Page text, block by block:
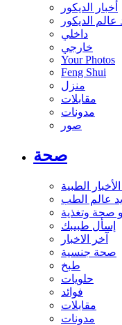
أخبار الديكور
عالم الديكور
داخلي
خارجي
Your Photos
Feng Shui
منزل
مقابلات
مدونات
صور
صحة
الطبية
عالم الطب
صحة وتغذية
إسأل طبيبك
آخر الاخبار
صحة جنسية
طبخ
حلويات
فوائد
مقابلات
مدونات